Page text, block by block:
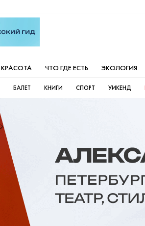
КРАСОТА ЧТО ГДЕ ЕСТЬ ЭКОЛОГИЯ
БАЛЕТ КНИГИ СПОРТ УИКЕНД